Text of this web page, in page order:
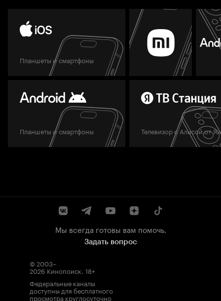
Планшеты и смартфоны
Планшеты и смартфоны Телевизор с Алисой от
Мы всегда готовы вам помочь.
Задать вопрос
© 2003–
2026 Кинопоиск. 18+
Федеральные каналы
доступны для бесплатного
просмотра круглосуточно